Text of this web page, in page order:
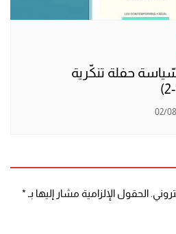
حفلة تنكّرية
02/
الحقول الإلزامية مشار إليها بـ *